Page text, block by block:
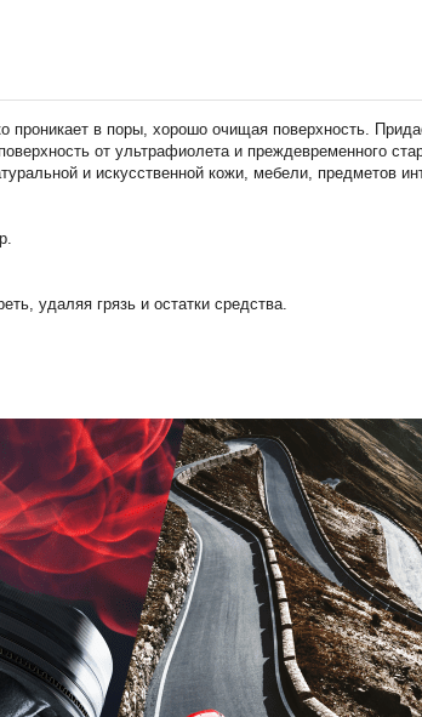
в поры, хорошо очищая поверхность.
от ультрафиолета и преждевременного
и искусственной кожи, мебели, предметов
удаляя грязь и остатки средства.